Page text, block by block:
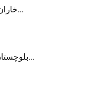
خاران بازار سے دن دہاڑے ا...
بلوچستان: ضلع موسیٰ خیل م...